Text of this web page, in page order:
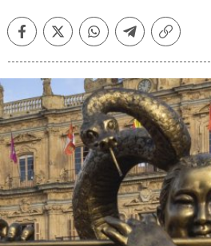
FacebookTwitterWhatsappTelegramCopiar